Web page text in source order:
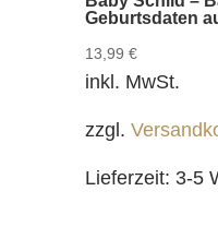
Geburtsdaten
13,99 €
inkl. MwSt.
zzgl.
Lieferzeit: 3-5